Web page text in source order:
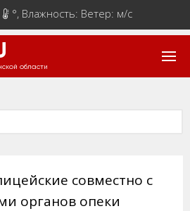
°, Влажность: Ветер: м/с
области
совместно с
органов опеки